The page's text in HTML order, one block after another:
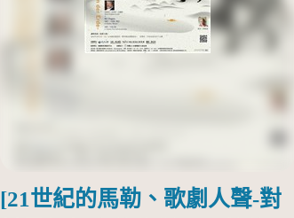
[21世紀的馬勒、歌劇人聲-對